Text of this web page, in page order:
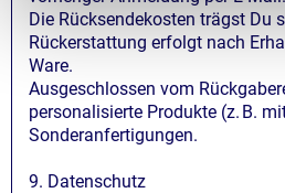
Die Rücksendekosten trägst Du
Rückerstattung erfolgt nach
Ware.
Ausgeschlossen vom
personalisierte Produkte (z. B.
Sonderanfertigungen.
9. Datenschutz